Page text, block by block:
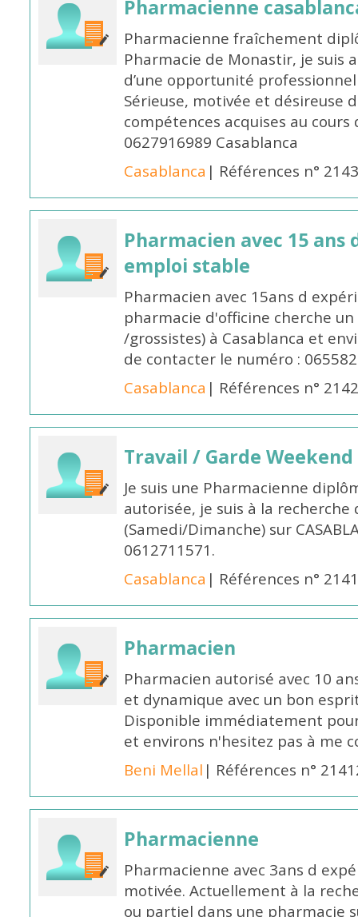
Pharmacienne
Pharmacienne fraîchement
Pharmacie de Monastir, je suis
d’une opportunité
Sérieuse, motivée et désireuse
compétences acquises au
0627916989 Casablanca
Casablanca | Références n°
Pharmacien avec 15
emploi stable
Pharmacien avec 15ans d
pharmacie d'officine cherche
/grossistes) à Casablanca et
de contacter le numéro :
Casablanca | Références n°
Travail / Garde Weekend
Je suis une Pharmacienne
autorisée, je suis à la
(Samedi/Dimanche) sur
0612711571.
Casablanca | Références n°
Pharmacien
Pharmacien autorisé avec 10
et dynamique avec un bon
Disponible immédiatement
et environs n'hesitez pas à me
Beni Mellal | Références n°
Pharmacienne
Pharmacienne avec 3ans d
motivée. Actuellement à la
ou partiel dans une pharmacie